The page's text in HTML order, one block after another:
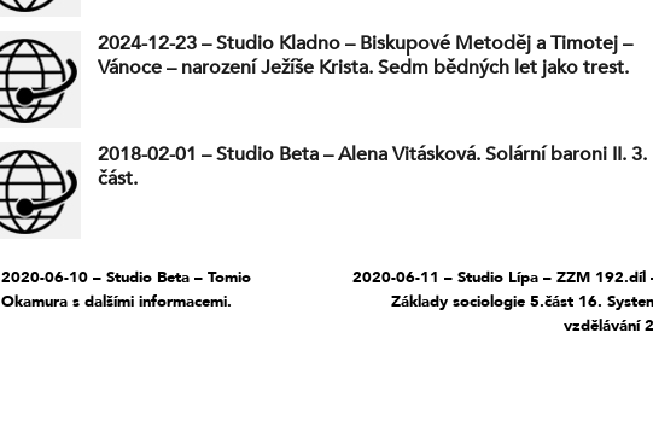
2024-12-23 – Studio Kladno – Biskupové Metoděj a Timotej –
Vánoce – narození Ježíše Krista. Sedm bědných let jako trest.
2018-02-01 – Studio Beta – Alena Vitásková. Solární baroni II. 3.
část.
2020-06-10 – Studio Beta – Tomio
Okamura s dalšími informacemi.
2020-06-11 – Studio Lípa – ZZM 192.díl
Základy sociologie 5.část 16.
vzdělávání